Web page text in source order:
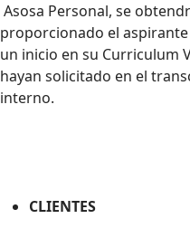
Asosa Personal, se
proporcionado el
un inicio en su Curriculum
hayan solicitado en el
interno.
CLIENTES